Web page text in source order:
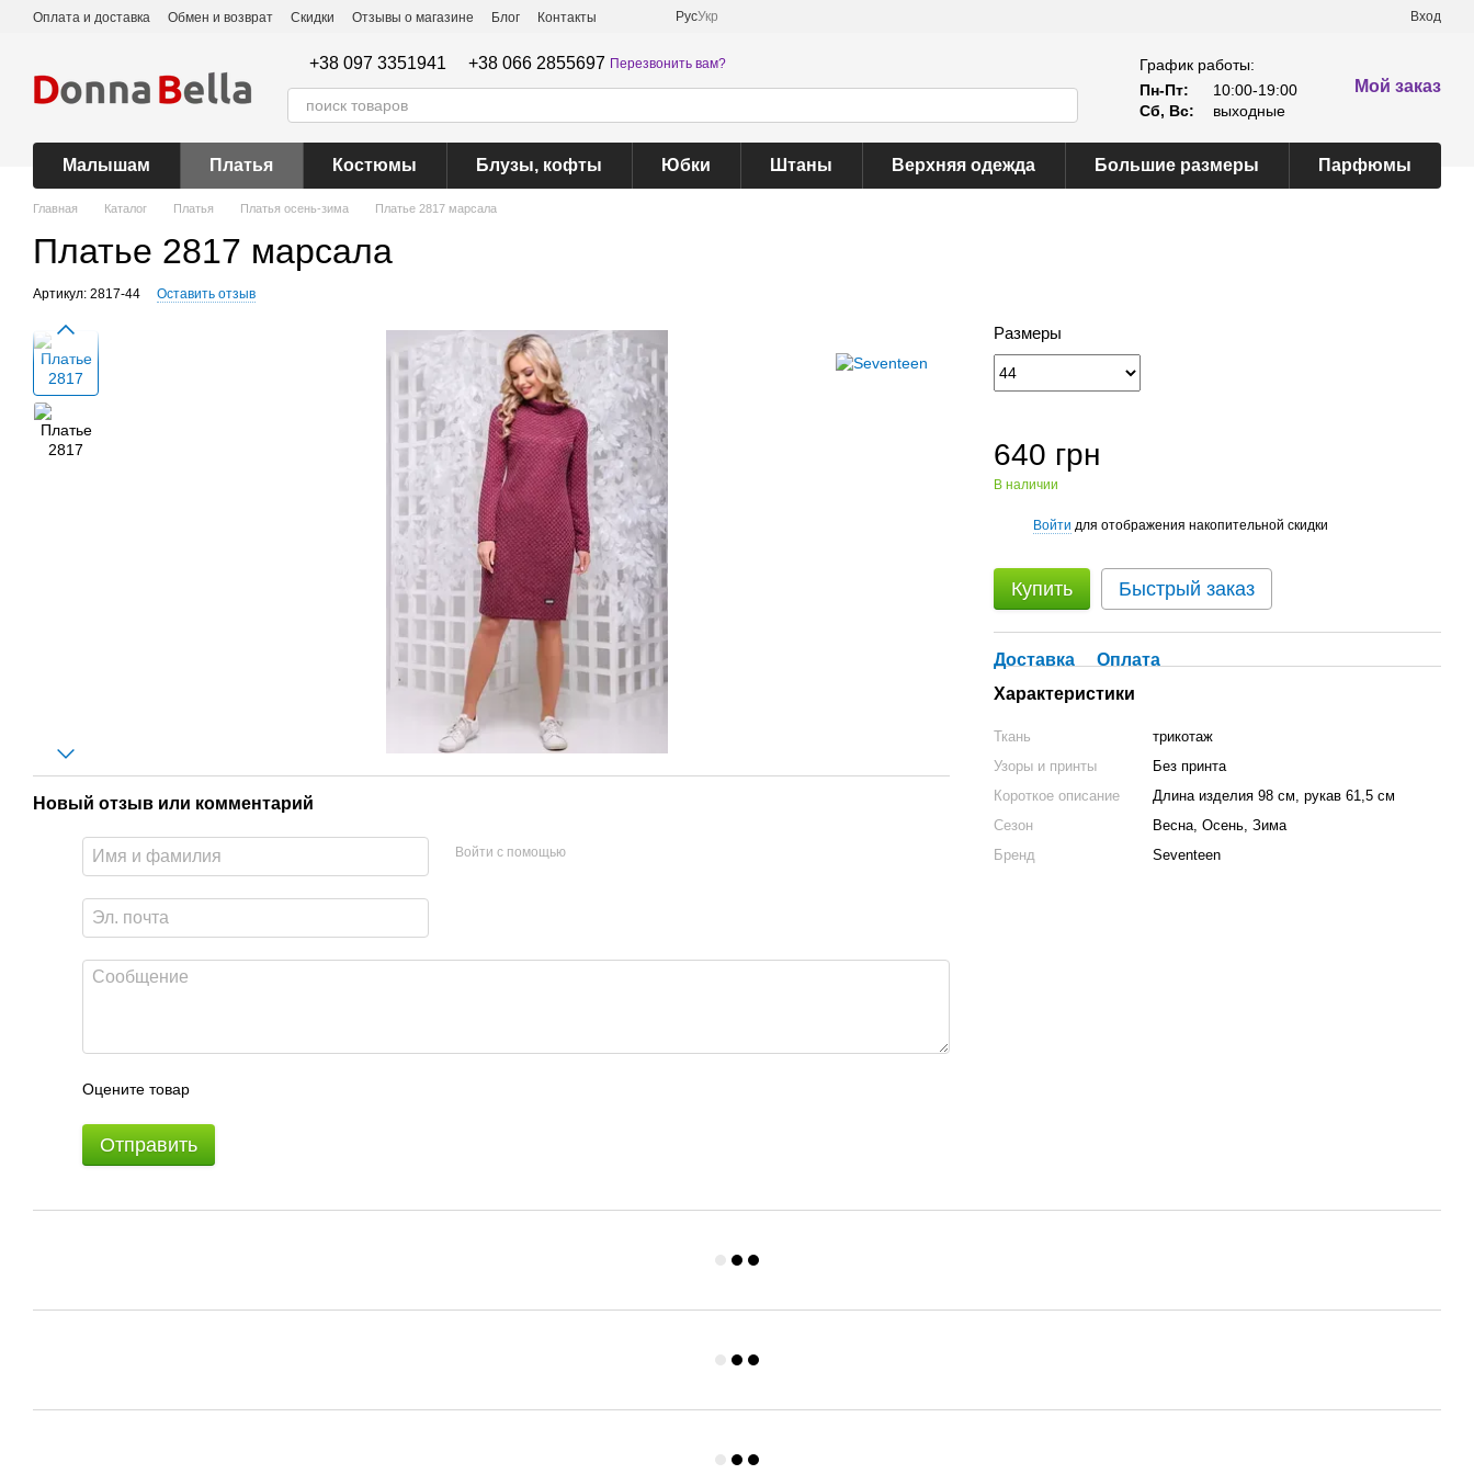
Перейти к основному контенту
Оплата и доставка Обмен и возврат Скидки Отзывы о магазине Блог Контакты РусУкр Вход
+38 097 3351941 +38 066 2855697 Перезвонить вам?
График работы:
Пн-Пт:
10:00-19:00
Сб, Вс:
выходные
Мой заказ
Малышам Платья Костюмы Блузы, кофты Юбки Штаны Верхняя одежда Большие размеры Парфюмы
Главная Каталог Платья Платья осень-зима Платье 2817 марсала
Платье 2817 марсала
Артикул: 2817-44 Оставить отзыв
Новый отзыв или комментарий
Войти с помощью
Оцените товар
Отправить
Размеры
640 грн
В наличии
Войти для отображения накопительной скидки
Купить Быстрый заказ
Доставка
Оплата
Характеристики
Ткань
трикотаж
Узоры и принты
Без принта
Короткое описание
Длина изделия 98 см, рукав 61,5 см
Сезон
Весна, Осень, Зима
Бренд
Seventeen